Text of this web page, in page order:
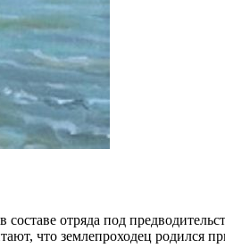
отряда под
что землепроходец родился